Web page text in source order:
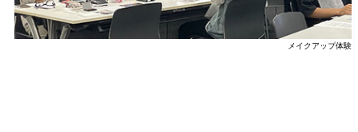
メイクアップ体験